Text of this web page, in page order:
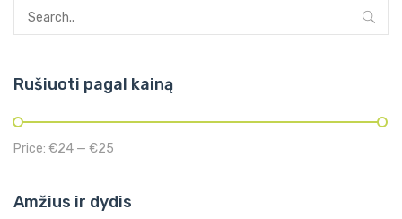
Rušiuoti pagal kainą
Price: €24 — €25
Amžius ir dydis